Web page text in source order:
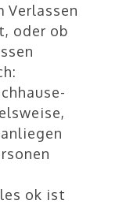
Verlassen
oder ob
ok ist